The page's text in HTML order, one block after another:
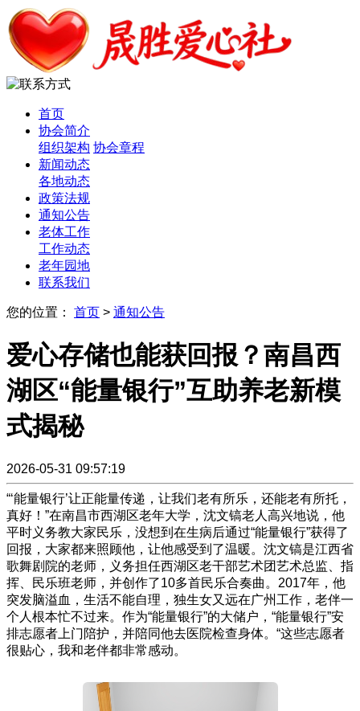
首页
协会简介
组织架构 协会章程
新闻动态
各地动态
政策法规
通知公告
老体工作
工作动态
老年园地
联系我们
您的位置： 首页 > 通知公告
爱心存储也能获回报？南昌西
湖区“能量银行”互助养老新模
式揭秘
2026-05-31 09:57:19
“‘能量银行’让正能量传递，让我们老有所乐，还能老有所托，
真好！”在南昌市西湖区老年大学，沈文镐老人高兴地说，他
平时义务教大家民乐，没想到在生病后通过“能量银行”获得了
回报，大家都来照顾他，让他感受到了温暖。沈文镐是江西省
歌舞剧院的老师，义务担任西湖区老干部艺术团艺术总监、指
挥、民乐班老师，并创作了10多首民乐合奏曲。2017年，他
突发脑溢血，生活不能自理，独生女又远在广州工作，老伴一
个人根本忙不过来。作为“能量银行”的大储户，“能量银行”安
排志愿者上门陪护，并陪同他去医院检查身体。“这些志愿者
很贴心，我和老伴都非常感动。